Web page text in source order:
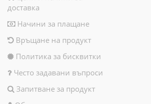
доставка
Начини за плащане
Връщане на продукт
Политика за бисквитки
Често задавани въпроси
Запитване за продукт